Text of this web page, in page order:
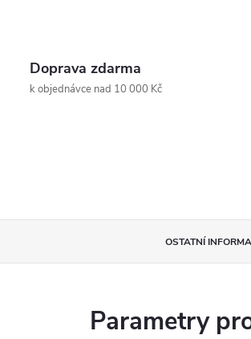
Doprava zdarma
k objednávce nad 10 000 Kč
OSTATNÍ
Parametry